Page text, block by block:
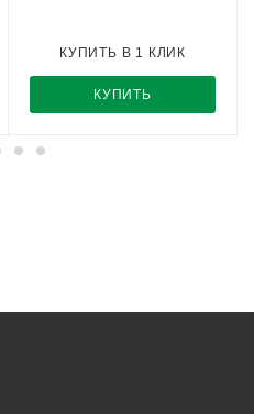
КУПИТЬ
КУПИТЬ В 1 КЛИК